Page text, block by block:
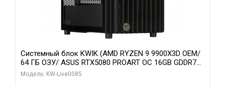
Системный блок KWIK (AMD RYZEN 9 9900X3D OEM/
64 ГБ ОЗУ/ ASUS RTX5080 PROART OC 16GB GDDR7
256bit Type-C DP 2/ 960 ГБ SSD)
Модель: KW-Live0085